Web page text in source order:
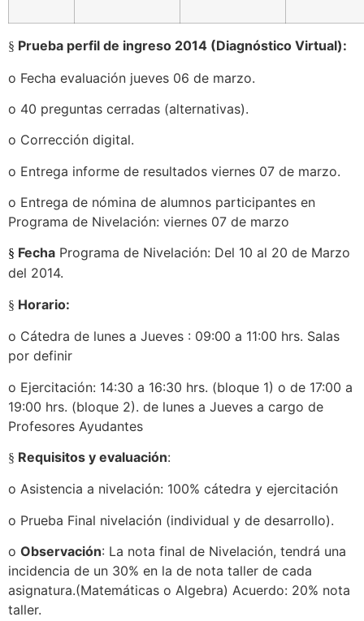
§ Prueba perfil de ingreso 2014 (Diagnóstico Virtual):
o Fecha evaluación jueves 06 de marzo.
o 40 preguntas cerradas (alternativas).
o Corrección digital.
o Entrega informe de resultados viernes 07 de marzo.
o Entrega de nómina de alumnos participantes en
Programa de Nivelación: viernes 07 de marzo
§ Fecha Programa de Nivelación: Del 10 al 20 de Marzo
del 2014.
§ Horario:
o Cátedra de lunes a Jueves : 09:00 a 11:00 hrs. Salas
por definir
o Ejercitación: 14:30 a 16:30 hrs. (bloque 1) o de 17:00 a
19:00 hrs. (bloque 2). de lunes a Jueves a cargo de
Profesores Ayudantes
§ Requisitos y evaluación:
o Asistencia a nivelación: 100% cátedra y ejercitación
o Prueba Final nivelación (individual y de desarrollo).
o Observación: La nota final de Nivelación, tendrá una
incidencia de un 30% en la de nota taller de cada
asignatura.(Matemáticas o Algebra) Acuerdo: 20% nota
taller.